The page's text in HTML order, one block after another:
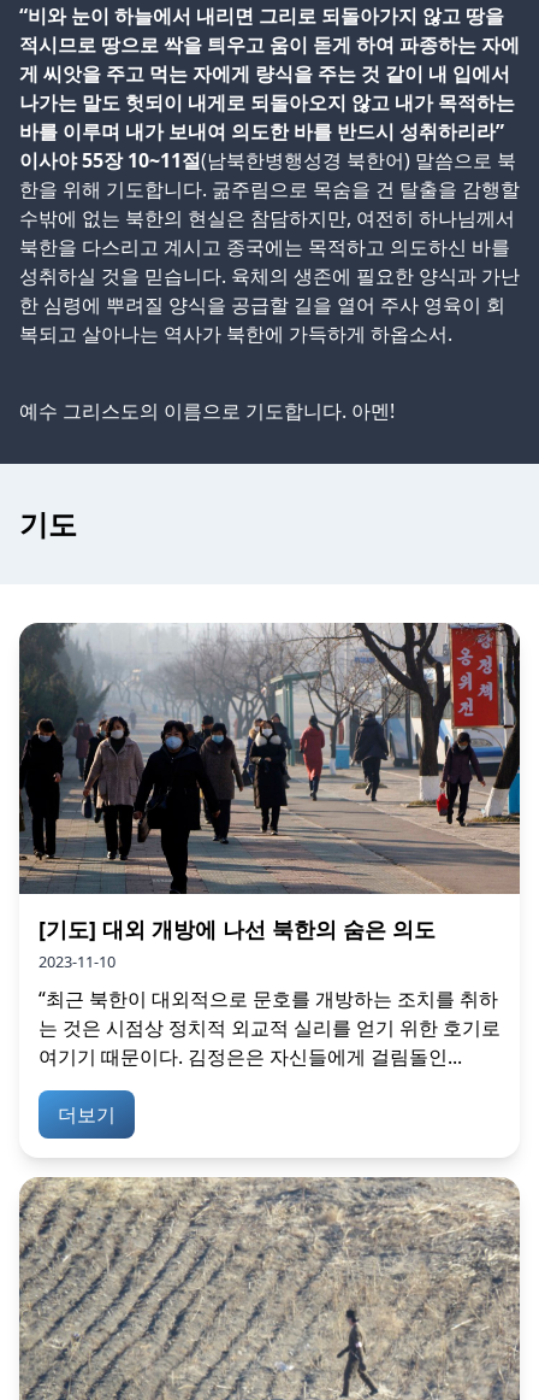
“비와 눈이 하늘에서 내리면 그리로 되돌아가지 않고 땅을
적시므로 땅으로 싹을 틔우고 움이 돋게 하여 파종하는 자에
게 씨앗을 주고 먹는 자에게 량식을 주는 것 같이 내 입에서
나가는 말도 헛되이 내게로 되돌아오지 않고 내가 목적하는
바를 이루며 내가 보내여 의도한 바를 반드시 성취하리라”
이사야 55장 10~11절(남북한병행성경 북한어) 말씀으로 북
한을 위해 기도합니다. 굶주림으로 목숨을 건 탈출을 감행할
수밖에 없는 북한의 현실은 참담하지만, 여전히 하나님께서
북한을 다스리고 계시고 종국에는 목적하고 의도하신 바를
성취하실 것을 믿습니다. 육체의 생존에 필요한 양식과 가난
한 심령에 뿌려질 양식을 공급할 길을 열어 주사 영육이 회
복되고 살아나는 역사가 북한에 가득하게 하옵소서.
예수 그리스도의 이름으로 기도합니다. 아멘!
기도
[기도] 대외 개방에 나선 북한의 숨은 의도
2023-11-10
“최근 북한이 대외적으로 문호를 개방하는 조치를 취하
는 것은 시점상 정치적 외교적 실리를 얻기 위한 호기로
여기기 때문이다. 김정은은 자신들에게 걸림돌인...
더보기